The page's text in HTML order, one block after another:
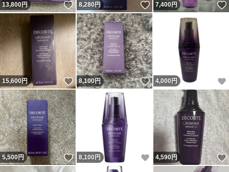
13,800円 いいね！
8,280円 いいね！
7,400円
15,600円 いいね！
8,100円 いいね！
4,000 円
5,500円 いいね！
8,100 円 いいね！
4,590円